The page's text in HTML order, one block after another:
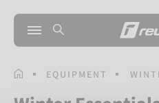
STARTSEITEEQUIPMENT